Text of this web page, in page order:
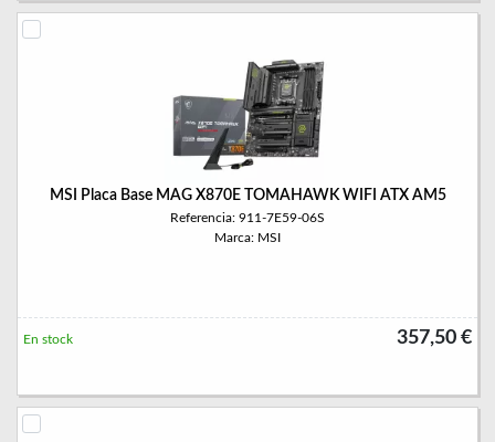
MSI Placa Base MAG X870E TOMAHAWK WIFI ATX AM5
Referencia: 911-7E59-06S
Marca: MSI
357,50 €
En stock